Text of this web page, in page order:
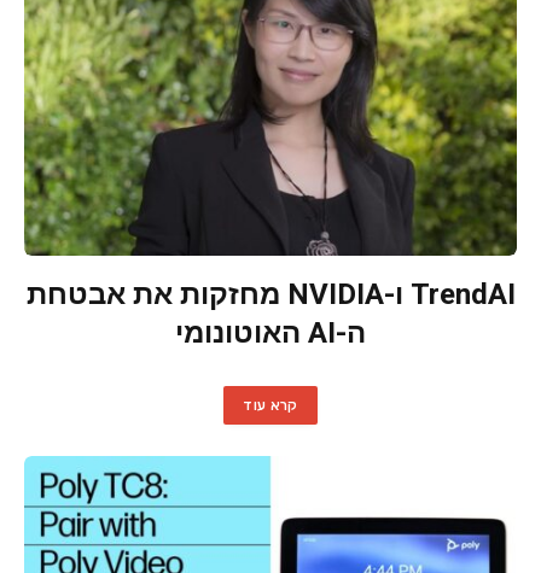
TrendAI ו-NVIDIA מחזקות את אבטחת
ה-AI האוטונומי
קרא עוד